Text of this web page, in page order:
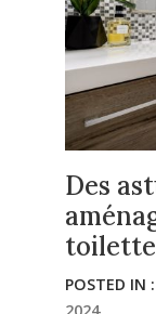
Des
POSTED IN :